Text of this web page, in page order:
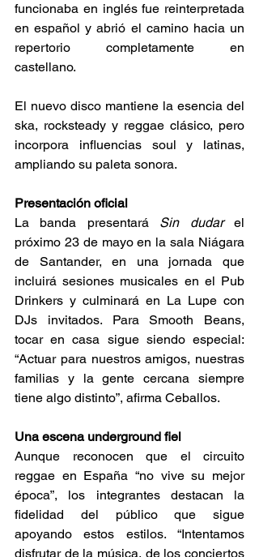
funcionaba en inglés fue reinterpretada
en español y abrió el camino hacia un
repertorio completamente en
castellano.
El nuevo disco mantiene la esencia del
ska, rocksteady y reggae clásico, pero
incorpora influencias soul y latinas,
ampliando su paleta sonora.
Presentación oficial
La banda presentará Sin dudar el
próximo 23 de mayo en la sala Niágara
de Santander, en una jornada que
incluirá sesiones musicales en el Pub
Drinkers y culminará en La Lupe con
DJs invitados. Para Smooth Beans,
tocar en casa sigue siendo especial:
“Actuar para nuestros amigos, nuestras
familias y la gente cercana siempre
tiene algo distinto”, afirma Ceballos.
Una escena underground fiel
Aunque reconocen que el circuito
reggae en España “no vive su mejor
época”, los integrantes destacan la
fidelidad del público que sigue
apoyando estos estilos. “Intentamos
disfrutar de la música, de los conciertos